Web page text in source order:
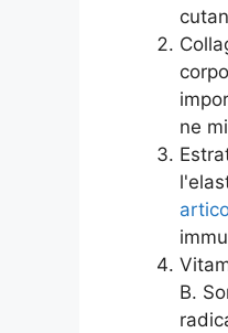
ne
B.